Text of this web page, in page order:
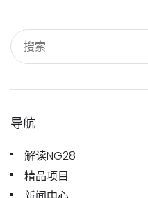
导航
解读NG28
精品项目